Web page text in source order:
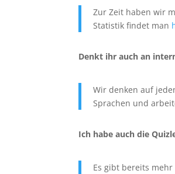
Zur Zeit haben wir
Statistik findet man
Denkt ihr auch an
Wir denken auf
Sprachen und
Ich habe auch die
Es gibt bereits